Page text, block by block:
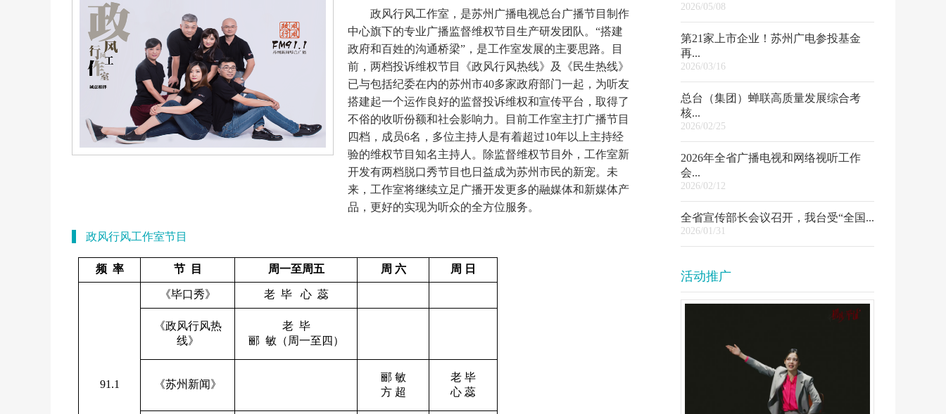
政风行风工作室，是苏州广播电视总台广播节目制作
中心旗下的专业广播监督维权节目生产研发团队。“搭建
政府和百姓的沟通桥梁”，是工作室发展的主要思路。目
前，两档投诉维权节目《政风行风热线》及《民生热线》
已与包括纪委在内的苏州市40多家政府部门一起，为听友
搭建起一个运作良好的监督投诉维权和宣传平台，取得了
不俗的收听份额和社会影响力。目前工作室主打广播节目
四档，成员6名，多位主持人是有着超过10年以上主持经
验的维权节目知名主持人。除监督维权节目外，工作室新
开发有两档脱口秀节目也日益成为苏州市民的新宠。未
来，工作室将继续立足广播开发更多的融媒体和新媒体产
品，更好的实现为听众的全方位服务。
政风行风工作室节目
频 率 节 目 周一至周五 周 六 周 日
91.1
《毕口秀》 老 毕 心 蕊
《政风行风热
线》
老 毕
郦 敏（周一至四）
《苏州新闻》
郦 敏
方 超
老 毕
心 蕊
2026/05/08
第21家上市企业！苏州广电参投基金
再...
2026/03/16
总台（集团）蝉联高质量发展综合考
核...
2026/02/25
2026年全省广播电视和网络视听工作
会...
2026/02/12
全省宣传部长会议召开，我台受“全国...
2026/01/31
活动推广